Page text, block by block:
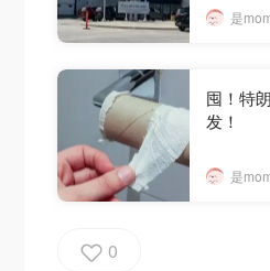
是
囤！特
发！
是
0